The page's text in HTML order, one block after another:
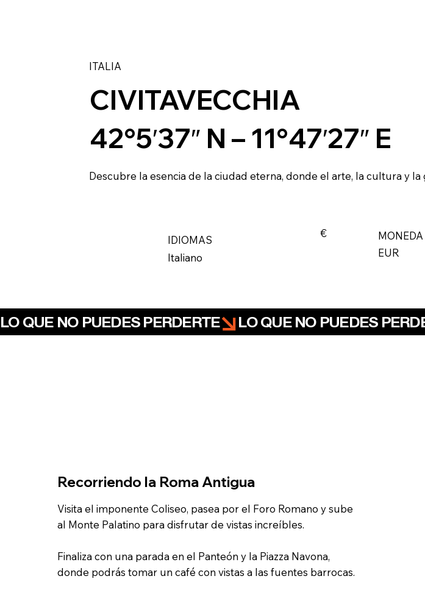
ITALIA
CIVITAVECCHIA
42°5′37″ N – 11°47′27″ E
Descubre la esencia de la ciudad eterna, donde el arte, la cultura y
IDIOMAS
Italiano
€
MONEDA
EUR
LO QUE NO PUEDES PERDERTE
Recorriendo la Roma Antigua
Visita el imponente Coliseo, pasea por el Foro Romano y sube
al Monte Palatino para disfrutar de vistas increíbles.
Finaliza con una parada en el Panteón y la Piazza Navona,
donde podrás tomar un café con vistas a las fuentes barrocas.